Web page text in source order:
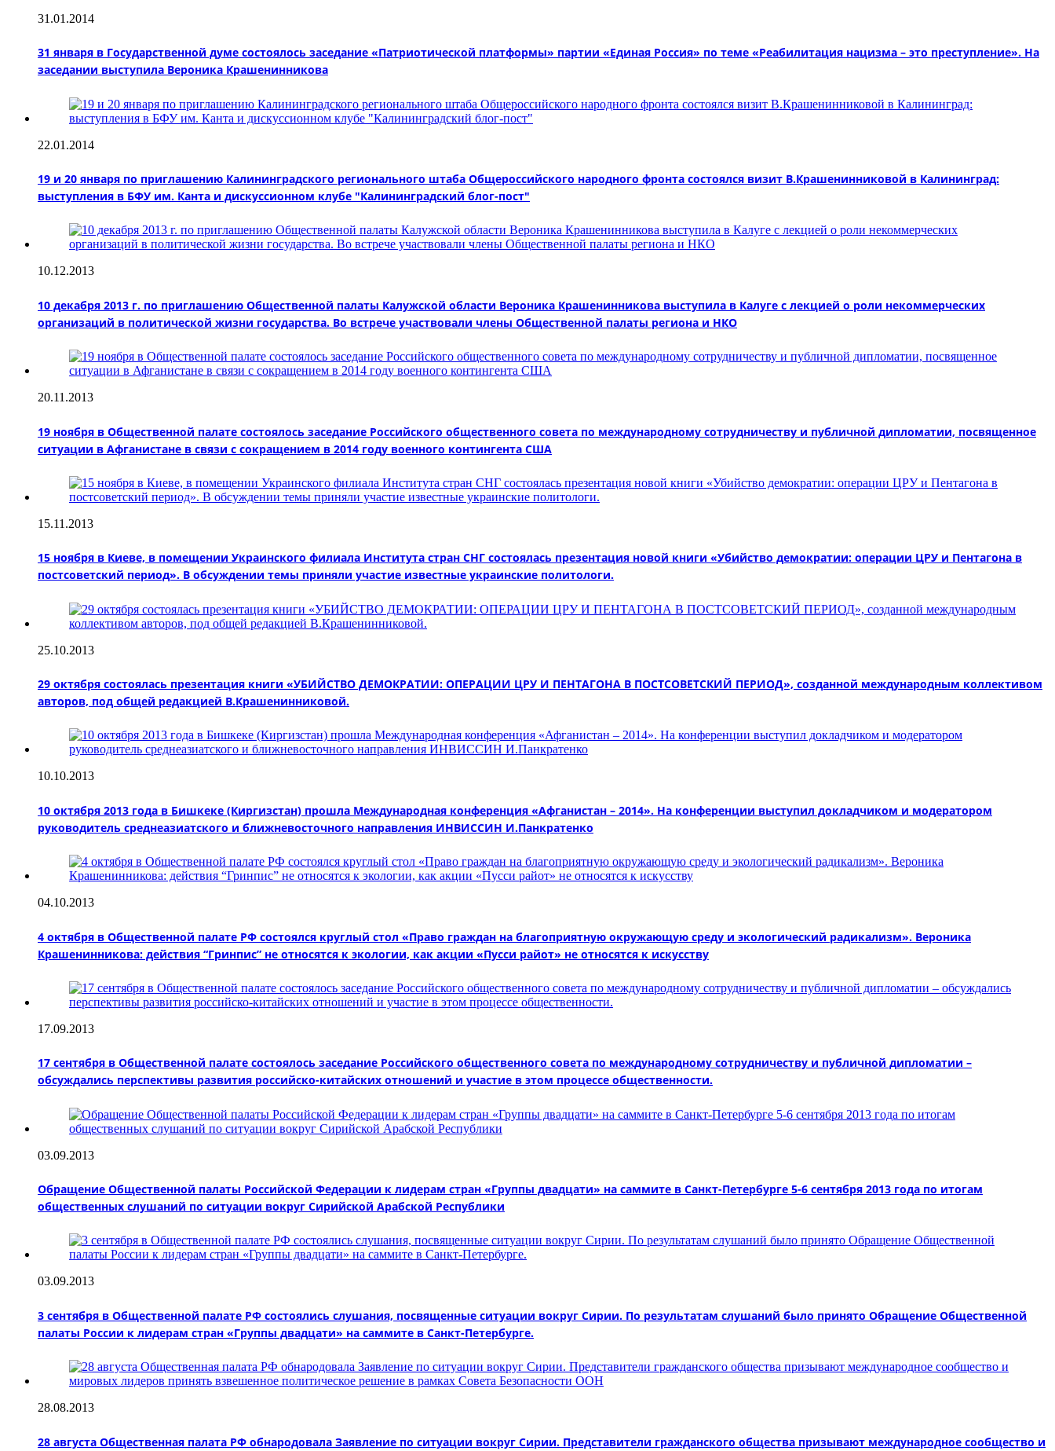
31.01.2014
31 января в Государственной думе состоялось заседание «Патриотической платформы» партии «Единая Россия» по теме «Реабилитация нацизма – это преступление». На
заседании выступила Вероника Крашенинникова
22.01.2014
19 и 20 января по приглашению Калининградского регионального штаба Общероссийского народного фронта состоялся визит В.Крашенинниковой в Калининград:
выступления в БФУ им. Канта и дискуссионном клубе "Калининградский блог-пост"
10.12.2013
10 декабря 2013 г. по приглашению Общественной палаты Калужской области Вероника Крашенинникова выступила в Калуге с лекцией о роли некоммерческих
организаций в политической жизни государства. Во встрече участвовали члены Общественной палаты региона и НКО
20.11.2013
19 ноября в Общественной палате состоялось заседание Российского общественного совета по международному сотрудничеству и публичной дипломатии, посвященное
ситуации в Афганистане в связи с сокращением в 2014 году военного контингента США
15.11.2013
15 ноября в Киеве, в помещении Украинского филиала Института стран СНГ состоялась презентация новой книги «Убийство демократии: операции ЦРУ и Пентагона в
постсоветский период». В обсуждении темы приняли участие известные украинские политологи.
25.10.2013
29 октября состоялась презентация книги «УБИЙСТВО ДЕМОКРАТИИ: ОПЕРАЦИИ ЦРУ И ПЕНТАГОНА В ПОСТСОВЕТСКИЙ ПЕРИОД», созданной международным коллективом
авторов, под общей редакцией В.Крашенинниковой.
10.10.2013
10 октября 2013 года в Бишкеке (Киргизстан) прошла Международная конференция «Афганистан – 2014». На конференции выступил докладчиком и модератором
руководитель среднеазиатского и ближневосточного направления ИНВИССИН И.Панкратенко
04.10.2013
4 октября в Общественной палате РФ состоялся круглый стол «Право граждан на благоприятную окружающую среду и экологический радикализм». Вероника
Крашенинникова: действия “Гринпис” не относятся к экологии, как акции «Пусси райот» не относятся к искусству
17.09.2013
17 сентября в Общественной палате состоялось заседание Российского общественного совета по международному сотрудничеству и публичной дипломатии –
обсуждались перспективы развития российско-китайских отношений и участие в этом процессе общественности.
03.09.2013
Обращение Общественной палаты Российской Федерации к лидерам стран «Группы двадцати» на саммите в Санкт-Петербурге 5-6 сентября 2013 года по итогам
общественных слушаний по ситуации вокруг Сирийской Арабской Республики
03.09.2013
3 сентября в Общественной палате РФ состоялись слушания, посвященные ситуации вокруг Сирии. По результатам слушаний было принято Обращение Общественной
палаты России к лидерам стран «Группы двадцати» на саммите в Санкт-Петербурге.
28.08.2013
28 августа Общественная палата РФ обнародовала Заявление по ситуации вокруг Сирии. Представители гражданского общества призывают международное сообщество и